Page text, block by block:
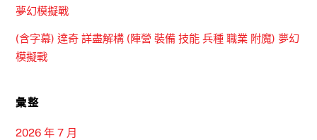
夢幻模擬戰
(含字幕) 達奇 詳盡解構 (陣營 裝備 技能 兵種 職業 附魔) 夢幻
模擬戰
彙整
2026 年 7 月